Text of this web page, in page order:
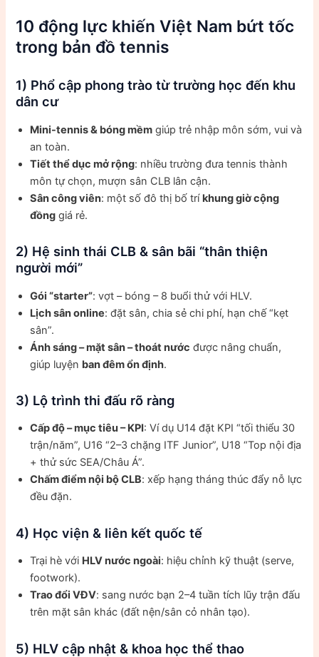
10 động lực khiến Việt Nam bứt tốc
trong bản đồ tennis
1) Phổ cập phong trào từ trường học đến khu
dân cư
Mini-tennis & bóng mềm giúp trẻ nhập môn sớm, vui và
an toàn.
Tiết thể dục mở rộng: nhiều trường đưa tennis thành
môn tự chọn, mượn sân CLB lân cận.
Sân công viên: một số đô thị bố tríkhung giờ cộng
đồng giá rẻ.
2) Hệ sinh thái CLB & sân bãi “thân thiện
người mới”
Gói “starter”: vợt – bóng – 8 buổi thử với HLV.
Lịch sân online: đặt sân, chia sẻ chi phí, hạn chế “kẹt
sân”.
Ánh sáng – mặt sân – thoát nước được nâng chuẩn,
giúp luyện ban đêm ổn định.
3) Lộ trình thi đấu rõ ràng
Cấp độ – mục tiêu – KPI: Ví dụ U14 đặt KPI “tối thiểu 30
trận/năm”, U16 “2–3 chặng ITF Junior”, U18 “Top nội địa
+ thử sức SEA/Châu Á”.
Chấm điểm nội bộ CLB: xếp hạng tháng thúc đẩy nỗ lực
đều đặn.
4) Học viện & liên kết quốc tế
Trại hè với HLV nước ngoài: hiệu chỉnh kỹ thuật (serve,
footwork).
Trao đổi VĐV: sang nước bạn 2–4 tuần tích lũy trận đấu
trên mặt sân khác (đất nện/sân cỏ nhân tạo).
5) HLV cập nhật & khoa học thể thao